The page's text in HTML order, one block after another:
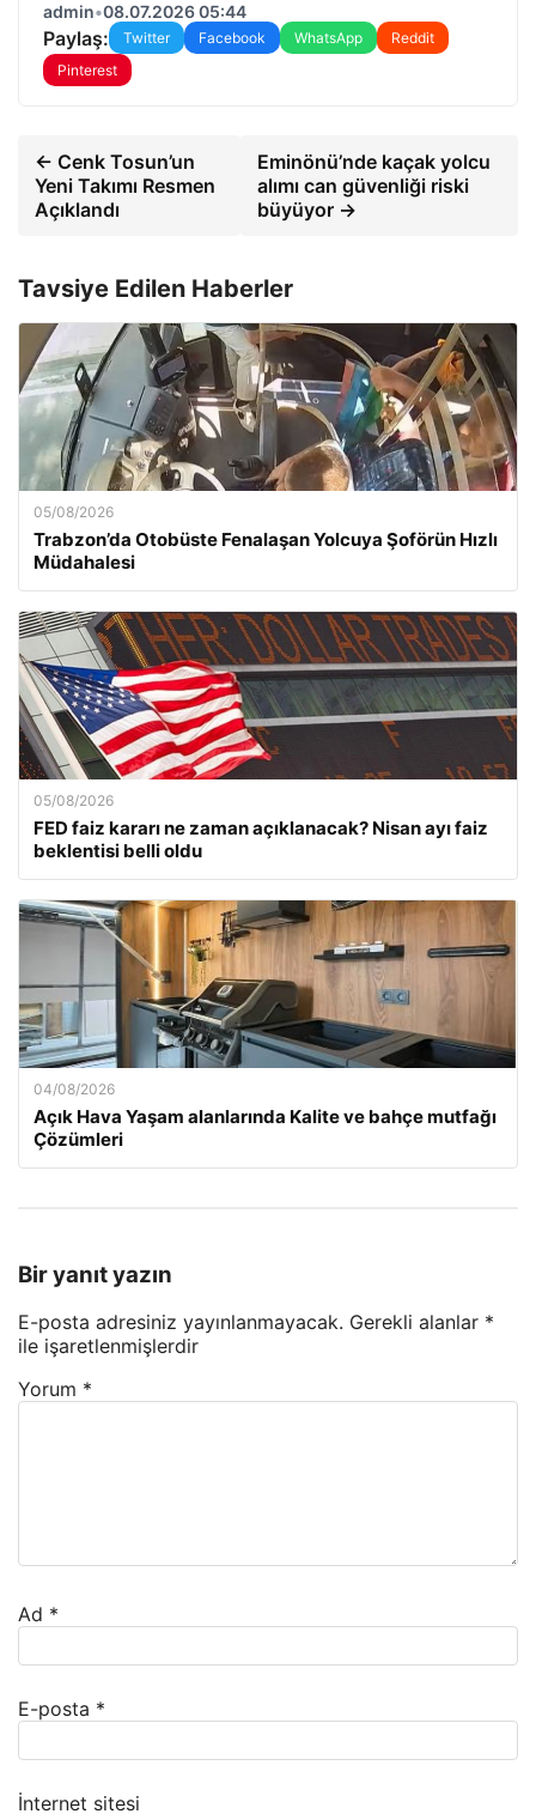
admin•08.07.2026 05:44
Paylaş: Twitter Facebook WhatsApp
Reddit
Pinterest
← Cenk Tosun’un
Yeni Takımı Resmen
Açıklandı
Eminönü’nde kaçak yolcu
alımı can güvenliği riski
büyüyor →
Tavsiye Edilen Haberler
05/08/2026
Trabzon’da Otobüste Fenalaşan Yolcuya Şoförün Hızlı
Müdahalesi
05/08/2026
FED faiz kararı ne zaman açıklanacak? Nisan ayı faiz
beklentisi belli oldu
04/08/2026
Açık Hava Yaşam alanlarında Kalite ve bahçe mutfağı
Çözümleri
Bir yanıt yazın
E-posta adresiniz yayınlanmayacak. Gerekli alanlar *
ile işaretlenmişlerdir
Yorum *
Ad *
E-posta *
İnternet sitesi